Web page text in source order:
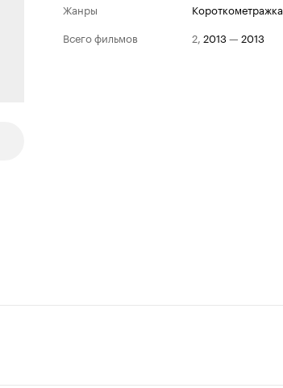
Жанры
короткометражка
Всего фильмов
2, 2013— 2013